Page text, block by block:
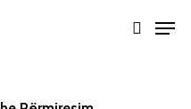
search